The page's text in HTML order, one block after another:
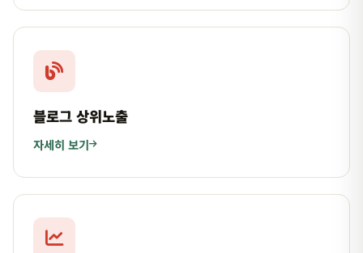
블로그 상위노출
자세히 보기